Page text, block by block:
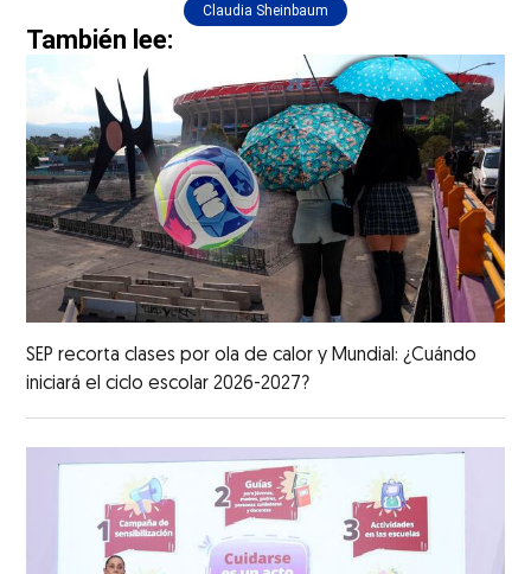
Claudia Sheinbaum
También lee:
SEP recorta clases por ola de calor y Mundial: ¿Cuándo
iniciará el ciclo escolar 2026-2027?